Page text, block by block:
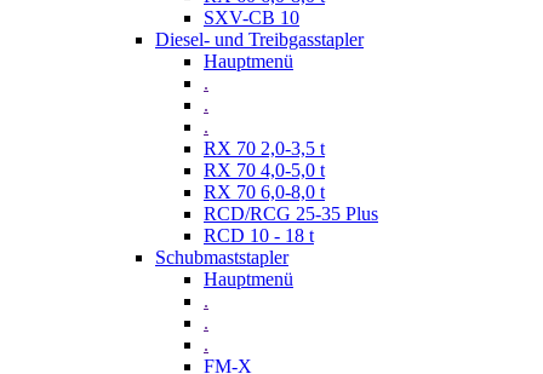
SXV-CB 10
Diesel- und Treibgasstapler
Hauptmenü
.
.
.
RX 70 2,0-3,5 t
RX 70 4,0-5,0 t
RX 70 6,0-8,0 t
RCD/RCG 25-35 Plus
RCD 10 - 18 t
Schubmaststapler
Hauptmenü
.
.
.
FM-X